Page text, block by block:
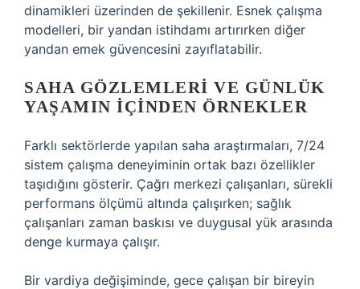
dinamikleri üzerinden de şekillenir. Esnek çalışma
modelleri, bir yandan istihdamı artırırken diğer
yandan emek güvencesini zayıflatabilir.
SAHA GÖZLEMLERI VE GÜNLÜK
YAŞAMIN İÇINDEN ÖRNEKLER
Farklı sektörlerde yapılan saha araştırmaları, 7/24
sistem çalışma deneyiminin ortak bazı özellikler
taşıdığını gösterir. Çağrı merkezi çalışanları, sürekli
performans ölçümü altında çalışırken; sağlık
çalışanları zaman baskısı ve duygusal yük arasında
denge kurmaya çalışır.
Bir vardiya değişiminde, gece çalışan bir bireyin